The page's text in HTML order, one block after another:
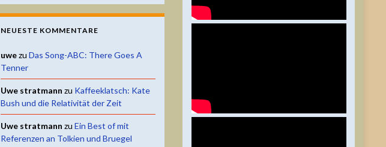
NEUESTE KOMMENTARE
uwezu Das Song-ABC: There Goes A
Tenner
Uwe stratmann zu Kaffeeklatsch: Kate
Bush und die Relativität der Zeit
Uwe stratmann zu Ein Best of mit
Referenzen an Tolkien und Bruegel